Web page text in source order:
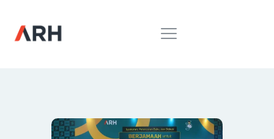
MUH. ARIEF ROSYID
RILIS MEDIA